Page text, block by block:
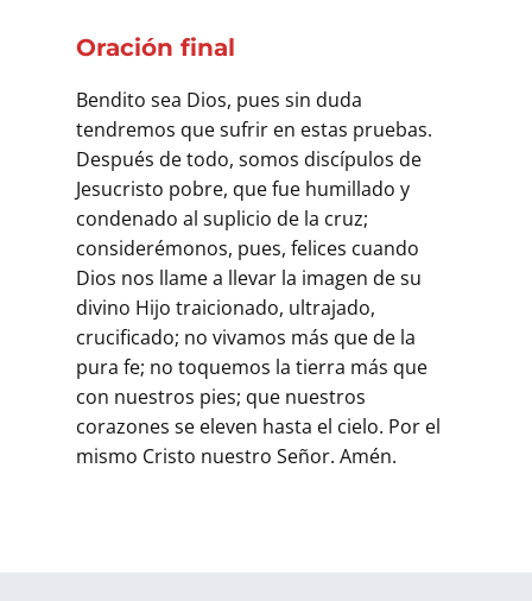
Oración final
Bendito sea Dios, pues sin duda
tendremos que sufrir en estas pruebas.
Después de todo, somos discípulos de
Jesucristo pobre, que fue humillado y
condenado al suplicio de la cruz;
considerémonos, pues, felices cuando
Dios nos llame a llevar la imagen de su
divino Hijo traicionado, ultrajado,
crucificado; no vivamos más que de la
pura fe; no toquemos la tierra más que
con nuestros pies; que nuestros
corazones se eleven hasta el cielo. Por el
mismo Cristo nuestro Señor. Amén.